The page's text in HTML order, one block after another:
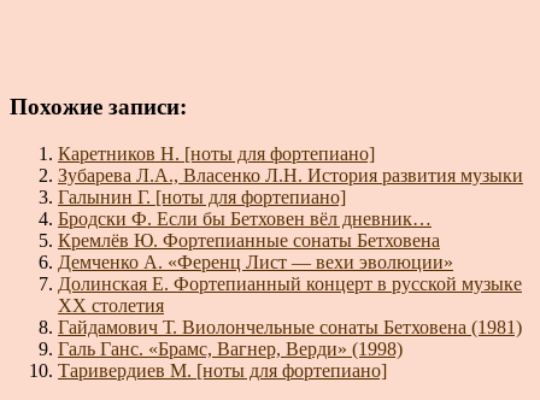
Похожие записи:
Каретников Н. [ноты для фортепиано]
Зубарева Л.А., Власенко Л.Н. История развития музыки
Галынин Г. [ноты для фортепиано]
Бродски Ф. Если бы Бетховен вёл дневник…
Кремлёв Ю. Фортепианные сонаты Бетховена
Демченко А. «Ференц Лист — вехи эволюции»
Долинская Е. Фортепианный концерт в русской музыке
XX столетия
Гайдамович Т. Виолончельные сонаты Бетховена (1981)
Галь Ганс. «Брамс, Вагнер, Верди» (1998)
Таривердиев М. [ноты для фортепиано]